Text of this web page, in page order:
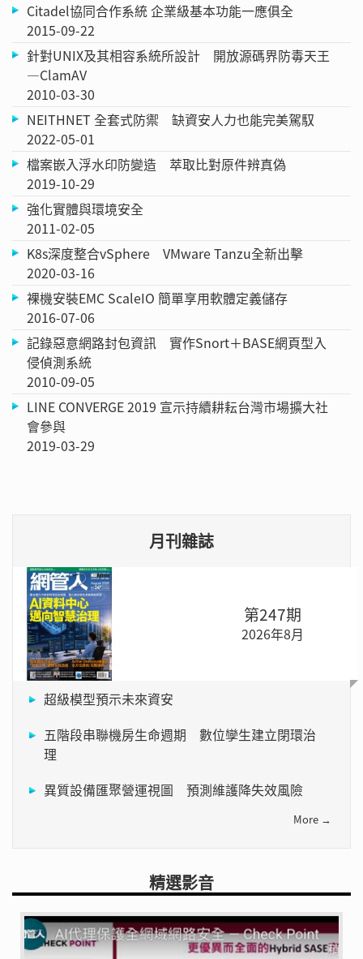
Citadel協同合作系統 企業級基本功能一應俱全
2015-09-22
針對UNIX及其相容系統所設計 開放源碼界防毒天王
—ClamAV
2010-03-30
NEITHNET 全套式防禦 缺資安人力也能完美駕馭
2022-05-01
檔案嵌入浮水印防變造 萃取比對原件辨真偽
2019-10-29
強化實體與環境安全
2011-02-05
K8s深度整合vSphere VMware Tanzu全新出擊
2020-03-16
裸機安裝EMC ScaleIO 簡單享用軟體定義儲存
2016-07-06
記錄惡意網路封包資訊 實作Snort＋BASE網頁型入
侵偵測系統
2010-09-05
LINE CONVERGE 2019 宣示持續耕耘台灣市場擴大社
會參與
2019-03-29
月刊雜誌
第247期
2026年8月
超級模型預示未來資安
五階段串聯機房生命週期 數位孿生建立閉環治
理
異質設備匯聚營運視圖 預測維護降失效風險
More →
精選影音